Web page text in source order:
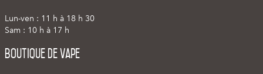
Lun-ven : 11 h à 18 h 30
Sam : 10 h à 17 h
Boutique de vape